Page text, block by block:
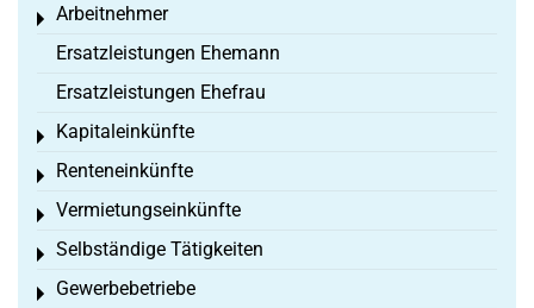
Arbeitnehmer
Toggle menu
Ersatzleistungen Ehemann
Ersatzleistungen Ehefrau
Kapitaleinkünfte
Toggle menu
Renteneinkünfte
Toggle menu
Vermietungseinkünfte
Toggle menu
Selbständige Tätigkeiten
Toggle menu
Gewerbebetriebe
Toggle menu